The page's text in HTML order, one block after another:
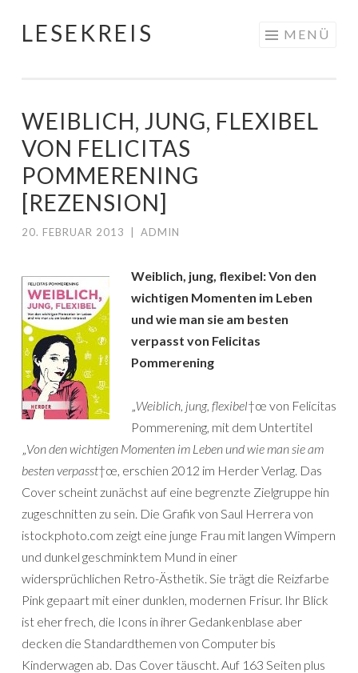
Springe
LESEKREIS MENÜ
WEIBLICH, JUNG, FLEXIBEL
VON FELICITAS
POMMERENING
[REZENSION]
20. FEBRUAR 2013 ADMIN
Weiblich, jung, flexibel: Von den
wichtigen Momenten im Leben
und wie man sie am besten
verpasst von Felicitas
Pommerening
„Weiblich, jung, flexibel†œ von Felicitas
Pommerening, mit dem Untertitel
„Von den wichtigen Momenten im Leben und wie man sie am
besten verpasst†œ, erschien 2012 im Herder Verlag. Das
Cover scheint zunächst auf eine begrenzte Zielgruppe hin
zugeschnitten zu sein. Die Grafik von Saul Herrera von
istockphoto.com zeigt eine junge Frau mit langen Wimpern
und dunkel geschminktem Mund in einer
widersprüchlichen Retro-Ästhetik. Sie trägt die Reizfarbe
Pink gepaart mit einer dunklen, modernen Frisur. Ihr Blick
ist eher frech, die Icons in ihrer Gedankenblase aber
decken die Standardthemen von Computer bis
Kinderwagen ab. Das Cover täuscht. Auf 163 Seiten plus